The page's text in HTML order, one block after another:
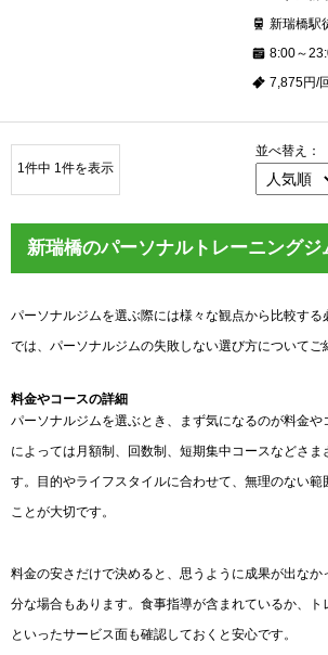
新瑞橋駅
8:00～
7,875円/
1件中 1件を表示
並べ替え：
新瑞橋のパーソナルトレーニングジ
パーソナルジムを選ぶ際には様々な観点から比較する
では、パーソナルジムの失敗しない選び方についてご
料金やコースの詳細
パーソナルジムを選ぶとき、まず気になるのが料金や
によっては月額制、回数制、短期集中コースなどさま
す。目的やライフスタイルに合わせて、無理のない
ことが大切です。
料金の安さだけで決めると、思うように成果が出な
分な場合もあります。食事指導が含まれているか、
といったサービス面も確認しておくと安心です。